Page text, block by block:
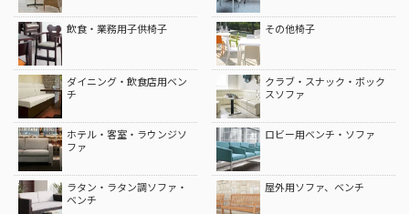
飲食・業務用子供椅子 その他椅子
ダイニング・飲食店用ベン
チ
クラブ・スナック・ボック
スソファ
ホテル・客室・ラウンジソ
ファ
ロビー用ベンチ・ソファ
ラタン・ラタン調ソファ・
ベンチ
屋外用ソファ、ベンチ